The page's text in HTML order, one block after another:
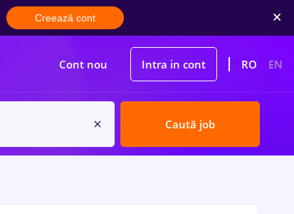
Creează cont
Cont nou Intra in cont RO EN
Caută job